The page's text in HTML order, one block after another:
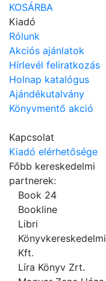
KOSÁRBA
Kiadó
Rólunk
Akciós ajánlatok
Hírlevél feliratkozás
Holnap katalógus
Ajándékutalvány
Könyvmentő akció
Kapcsolat
Kiadó elérhetősége
Főbb kereskedelmi
partnerek:
Book 24
Bookline
Libri
Könyvkereskedelmi
Kft.
Líra Könyv Zrt.